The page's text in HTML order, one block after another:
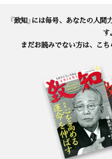
『致知』には毎号、あなたの人
す。
まだお読みでない方は、こち